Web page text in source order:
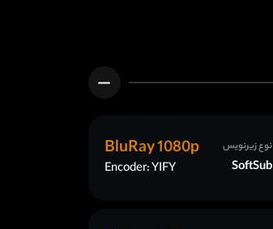
نوع زیرنویس
SoftSub
BluRay 1080p
Encoder: YIFY